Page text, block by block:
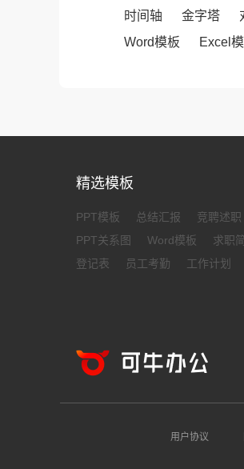
时间轴
金字塔
Word模板
Excel
精选模板
PPT模板 总结汇报 竞聘述职
PPT关系图
Word模板 求职
登记表
员工考勤 工作计划
用户协议